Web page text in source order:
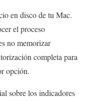
en disco de tu Mac.
el proceso
no memorizar
completa para
opción.
sobre los indicadores